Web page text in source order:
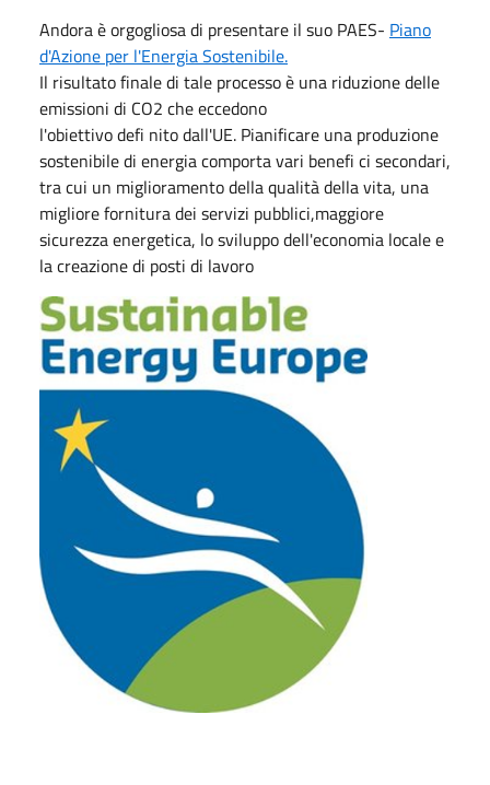
Andora è orgogliosa di presentare il suo PAES- Piano
d'Azione per l'Energia Sostenibile.
Il risultato finale di tale processo è una riduzione delle
emissioni di CO2 che eccedono
l'obiettivo defi nito dall'UE. Pianificare una produzione
sostenibile di energia comporta vari benefi ci secondari,
tra cui un miglioramento della qualità della vita, una
migliore fornitura dei servizi pubblici,maggiore
sicurezza energetica, lo sviluppo dell'economia locale e
la creazione di posti di lavoro